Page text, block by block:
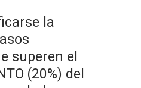
la
superen el
(20%) del